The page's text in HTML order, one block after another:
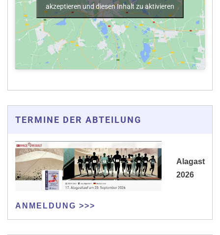
akzeptieren und diesen Inhalt zu aktivieren
TERMINE DER ABTEILUNG
Alagast
2026
ANMELDUNG >>>